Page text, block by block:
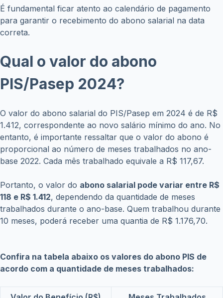
É fundamental ficar atento ao calendário de pagamento
para garantir o recebimento do abono salarial na data
correta.
Qual o valor do abono
PIS/Pasep 2024?
O valor do abono salarial do PIS/Pasep em 2024 é de R$
1.412, correspondente ao novo salário mínimo do ano. No
entanto, é importante ressaltar que o valor do abono é
proporcional ao número de meses trabalhados no ano-
base 2022. Cada mês trabalhado equivale a R$ 117,67.
Portanto, o valor do abono salarial pode variar entre R$
118 e R$ 1.412, dependendo da quantidade de meses
trabalhados durante o ano-base. Quem trabalhou durante
10 meses, poderá receber uma quantia de R$ 1.176,70.
Confira na tabela abaixo os valores do abono PIS de
acordo com a quantidade de meses trabalhados: